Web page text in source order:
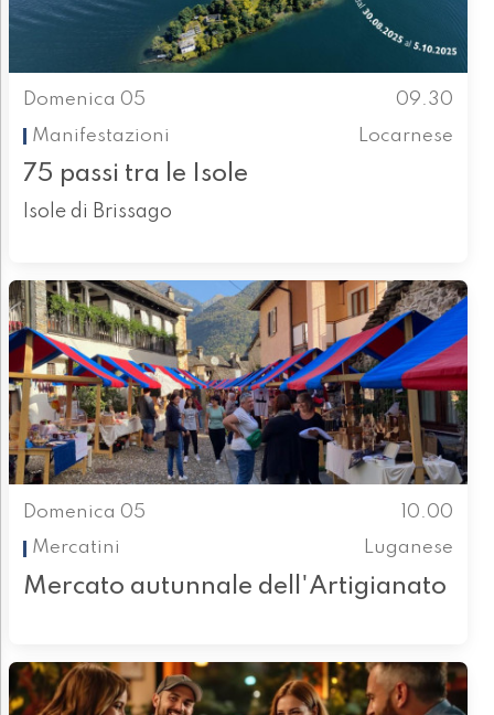
Domenica 05
09.30
Manifestazioni
Locarnese
75 passi tra le Isole
Isole di Brissago
Domenica 05
10.00
Mercatini
Luganese
Mercato autunnale dell'Artigianato